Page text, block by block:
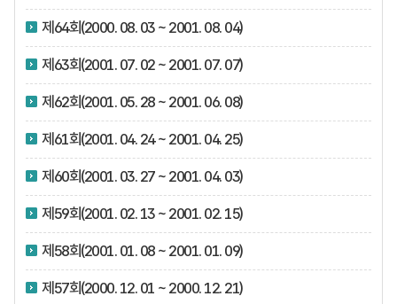
제64회(2000. 08. 03 ~ 2001. 08. 04)
제63회(2001. 07. 02 ~ 2001. 07. 07)
제62회(2001. 05. 28 ~ 2001. 06. 08)
제61회(2001. 04. 24 ~ 2001. 04. 25)
제60회(2001. 03. 27 ~ 2001. 04. 03)
제59회(2001. 02. 13 ~ 2001. 02. 15)
제58회(2001. 01. 08 ~ 2001. 01. 09)
제57회(2000. 12. 01 ~ 2000. 12. 21)